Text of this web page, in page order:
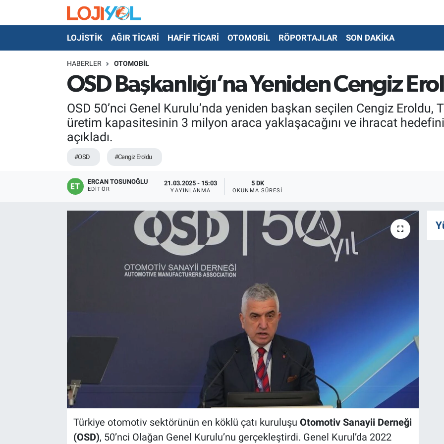
LOJİSTİK AĞIR TİCARİ HAFİF TİCARİ OTOMOBİL RÖPORTAJLAR SON DAKİKA
HABERLER OTOMOBİL
OSD Başkanlığı’na Yeniden Cengiz
OSD 50’nci Genel Kurulu’nda yeniden başkan seçilen Cengiz
üretim kapasitesinin 3 milyon araca yaklaşacağını ve ihracat
açıkladı.
#OSD #Cengiz Eroldu
ERCAN TOSUNOĞLU
EDITÖR
21.03.2025 - 15:03
YAYINLANMA
5 DK
OKUNMA SÜRESI
Türkiye otomotiv sektörünün en köklü çatı kuruluşu Otomotiv Sanayii Derneği
(OSD), 50’nci Olağan Genel Kurulu’nu gerçekleştirdi. Genel Kurul’da 2022
OTO-TEST